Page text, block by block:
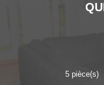
5pièce(s)